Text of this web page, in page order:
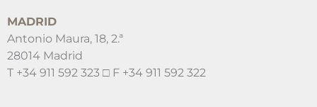
MADRID
Antonio Maura, 18, 2.ª
28014 Madrid
T +34 911 592 323 □ F +34 911 592 322